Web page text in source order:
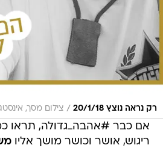
רק נראה נוצץ 20/1/18 / צילום מסך,
אם כבר #אהבה_גדולה, תראו
ריגוש, אושר וכושר מושך אליו